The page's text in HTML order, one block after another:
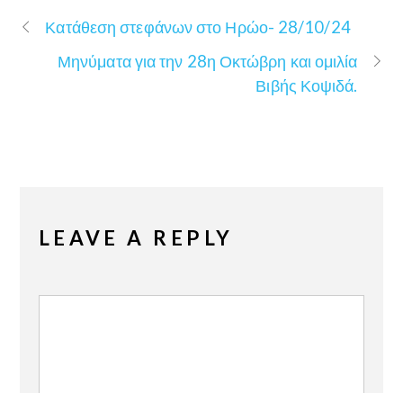
Κατάθεση στεφάνων στο Ηρώο- 28/10/24
Μηνύματα για την 28η Οκτώβρη και ομιλία
Βιβής Κοψιδά.
LEAVE A REPLY